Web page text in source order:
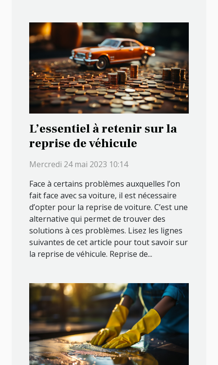
L’essentiel à retenir sur la
reprise de véhicule
Mercredi 24 mai 2023 10:14
Face à certains problèmes auxquelles l’on
fait face avec sa voiture, il est nécessaire
d’opter pour la reprise de voiture. C’est une
alternative qui permet de trouver des
solutions à ces problèmes. Lisez les lignes
suivantes de cet article pour tout savoir sur
la reprise de véhicule. Reprise de...